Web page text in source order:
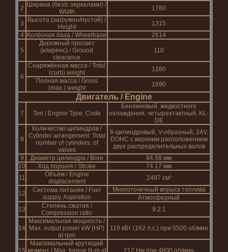
2
Ширина (без/с зеркалами) /
Width
1780
3
Высота (загружен/пустой) /
Height
1315
4
Колёсная база / Wheelbase 2614
5
Дорожный просвет
(клиренс) / Ground
clearance
110
6
Снаряжённая масса / Total
(curb) weight
1280
Полная масса / Gross
(max.) weight
1690
Двигатель / Engine
7 Тип / Engine Type, Code
Бензиновый, жидкостного
охлаждения, четырехтактный, KL-
DE
8
Количество цилиндров /
Cylinder arrangement: Total
number of cylinders, of
valves
6-цилиндровый, V-образный, 24V,
DOHC с верхним расположением
двух распределительных валов
9
Диаметр цилиндра / Bore
84.58 мм
10
Ход поршня / Stroke
74.17 мм
11
Объём / Engine
displacement
2497 см³
12
Система питания / Fuel
supply, Aspiration
Многоточечный впрыск топлива
Атмосферный
13
Степень сжатия /
Compression ratio
9.2:1
14
Максимальная мощность /
Max. output power kW (HP)
at rpm
119 кВт (162 л.с.) при 5500 об/мин
15
Максимальный крутящий
момент / Max. torque N·m at
212 Нм при 4800 об/мин